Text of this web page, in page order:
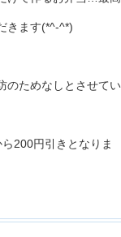
きます(*^-^*)
のためなしとさせてい
200円引きとなりま